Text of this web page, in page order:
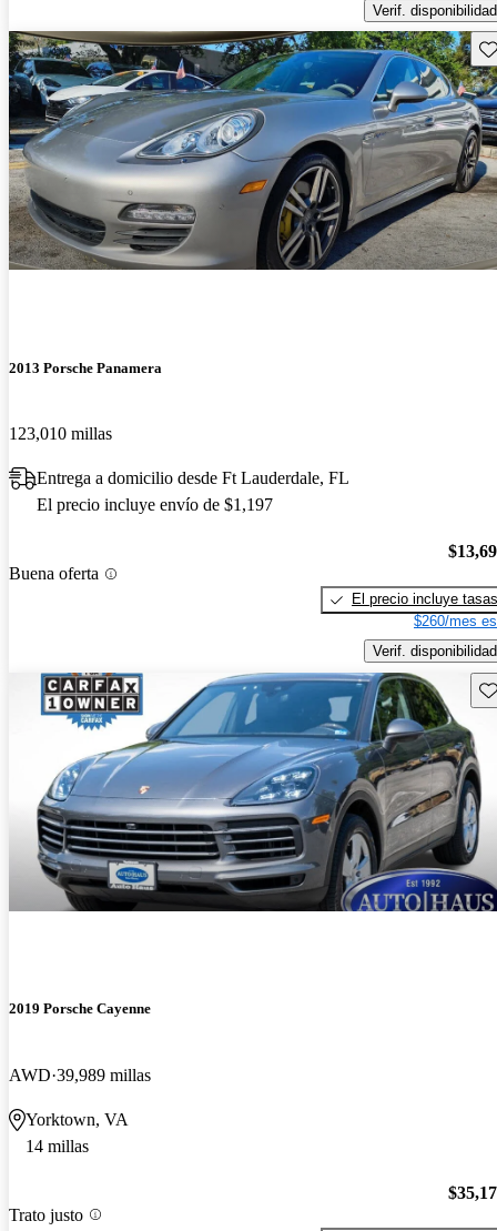
Verif. disponibilidad
2013 Porsche Panamera
123,010 millas
Entrega a domicilio desde Ft Lauderdale, FL
El precio incluye envío de $1,197
Buena oferta
El precio incluye tasas
$260/mes
Verif. disponibilidad
2019 Porsche Cayenne
AWD 39,989 millas
Yorktown, VA
14 millas
Trato justo